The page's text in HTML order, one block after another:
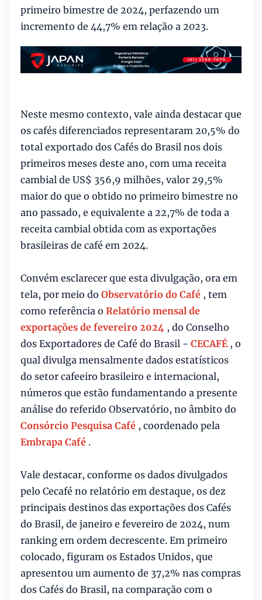
primeiro bimestre de 2024, perfazendo um
incremento de 44,7% em relação a 2023.
Neste mesmo contexto, vale ainda destacar que
os cafés diferenciados representaram 20,5% do
total exportado dos Cafés do Brasil nos dois
primeiros meses deste ano, com uma receita
cambial de US$ 356,9 milhões, valor 29,5%
maior do que o obtido no primeiro bimestre no
ano passado, e equivalente a 22,7% de toda a
receita cambial obtida com as exportações
brasileiras de café em 2024.
Convém esclarecer que esta divulgação, ora em
tela, por meio do Observatório do Café , tem
como referência o Relatório mensal de
exportações de fevereiro 2024 , do Conselho
dos Exportadores de Café do Brasil - CECAFÉ , o
qual divulga mensalmente dados estatísticos
do setor cafeeiro brasileiro e internacional,
números que estão fundamentando a presente
análise do referido Observatório, no âmbito do
Consórcio Pesquisa Café , coordenado pela
Embrapa Café .
Vale destacar, conforme os dados divulgados
pelo Cecafé no relatório em destaque, os dez
principais destinos das exportações dos Cafés
do Brasil, de janeiro e fevereiro de 2024, num
ranking em ordem decrescente. Em primeiro
colocado, figuram os Estados Unidos, que
apresentou um aumento de 37,2% nas compras
dos Cafés do Brasil, na comparação com o